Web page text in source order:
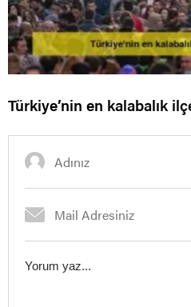
Türkiye’nin en kalabalık